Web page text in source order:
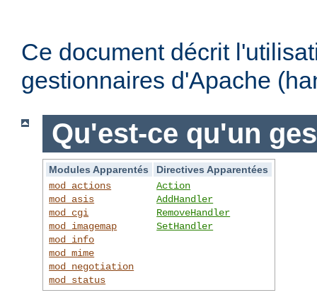
Ce document décrit
gestionnaires d'Apache
Qu'est-ce qu'un
Modules Apparentés
Directives Apparentées
mod_actions
mod_asis
mod_cgi
mod_imagemap
mod_info
mod_mime
mod_negotiation
mod_status
Action
AddHandler
RemoveHandler
SetHandler